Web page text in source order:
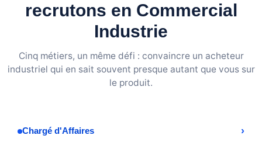
recrutons en Commercial
Industrie
Cinq métiers, un même défi : convaincre un acheteur
industriel qui en sait souvent presque autant que vous sur
le produit.
Chargé d'Affaires ›